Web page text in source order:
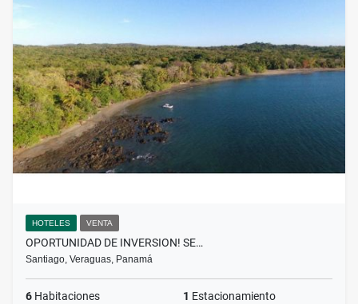
HOTELES VENTA
OPORTUNIDAD DE INVERSION! SE…
Santiago, Veraguas, Panamá
6 Habitaciones 1 Estacionamiento